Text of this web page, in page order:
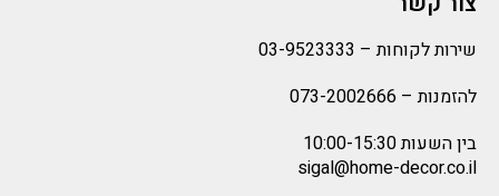
שירות לקוחות – 03-9523333
להזמנות – 073-2002666
בין השעות 10:00-15:30
sigal@home-decor.co.il